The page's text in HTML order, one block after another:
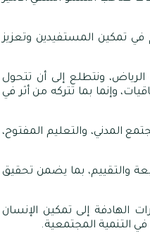
في تمكين المستفيدين وتعزيز
ونتطلع إلى أن تتحول
وإنما بما تتركه من أثر في
المدني، والتعليم المفتوح،
والتقييم، بما يضمن تحقيق
الهادفة إلى تمكين الإنسان
في التنمية المجتمعية.